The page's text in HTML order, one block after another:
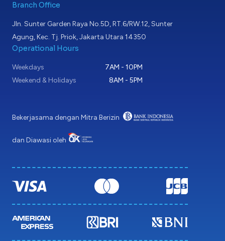
Branch Office
Jln. Sunter Garden Raya No.5D, RT.6/RW.12, Sunter
Agung, Kec. Tj. Priok, Jakarta Utara 14350
Operational Hours
Weekdays
7AM - 10PM
Weekend & Holidays
8AM - 5PM
Bekerjasama dengan Mitra Berizin
dan Diawasi oleh